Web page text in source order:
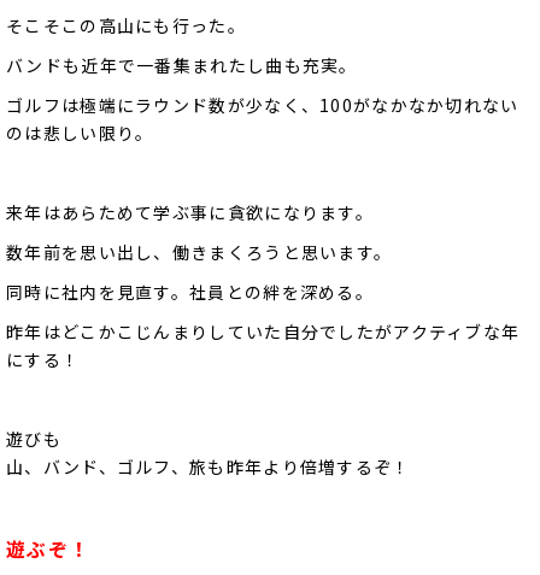
そこそこの高山にも行った。
バンドも近年で一番集まれたし曲も充実。
ゴルフは極端にラウンド数が少なく、100がなかなか切れない
のは悲しい限り。
来年はあらためて学ぶ事に貪欲になります。
数年前を思い出し、働きまくろうと思います。
同時に社内を見直す。社員との絆を深める。
昨年はどこかこじんまりしていた自分でしたがアクティブな年
にする！
遊びも
山、バンド、ゴルフ、旅も昨年より倍増するぞ！
遊ぶぞ！